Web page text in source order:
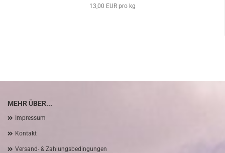
13,00 EUR pro kg
MEHR ÜBER...
Impressum
Kontakt
Versand- & Zahlungsbedingungen